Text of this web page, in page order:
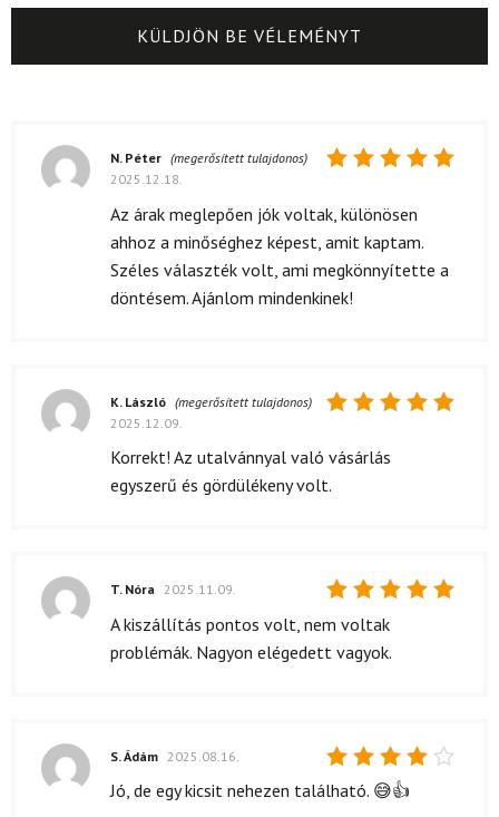
5/ 5
N. Péter (megerősített tulajdonos)
2025.12.18.
Az árak meglepően jók voltak, különösen
ahhoz a minőséghez képest, amit kaptam.
Széles választék volt, ami megkönnyítette a
döntésem. Ajánlom mindenkinek!
5/ 5
K. László (megerősített tulajdonos)
2025.12.09.
Korrekt! Az utalvánnyal való vásárlás
egyszerű és gördülékeny volt.
Értékelés:
T. Nóra 2025.11.09.
A kiszállítás pontos volt, nem voltak
problémák. Nagyon elégedett vagyok.
Értékelés:
/ 5
S. Ádám 2025.08.16.
Jó, de egy kicsit nehezen található. 😅👍